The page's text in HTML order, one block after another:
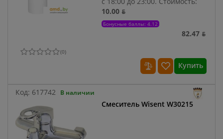
10.00 ƃ
Бонусные баллы: 4.12
82.47 ƃ
(0)
Купить
Код: 617742 В наличии
Смеситель Wisent W30215